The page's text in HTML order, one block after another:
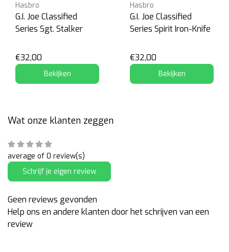
Hasbro
G.I. Joe Classified
Series Sgt. Stalker
€32,00
Bekijken
Hasbro
G.I. Joe Classified
Series Spirit Iron-Knife
€32,00
Bekijken
Wat onze klanten zeggen
average of 0 review(s)
Schrijf je eigen review
Geen reviews gevonden
Help ons en andere klanten door het schrijven van een
review